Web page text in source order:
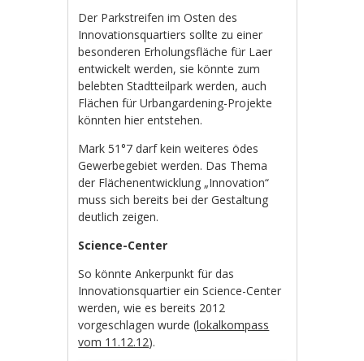
Der Parkstreifen im Osten des
Innovationsquartiers sollte zu einer
besonderen Erholungsfläche für Laer
entwickelt werden, sie könnte zum
belebten Stadtteilpark werden, auch
Flächen für Urbangardening-Projekte
könnten hier entstehen.
Mark 51°7 darf kein weiteres ödes
Gewerbegebiet werden. Das Thema
der Flächenentwicklung „Innovation“
muss sich bereits bei der Gestaltung
deutlich zeigen.
Science-Center
So könnte Ankerpunkt für das
Innovationsquartier ein Science-Center
werden, wie es bereits 2012
vorgeschlagen wurde (lokalkompass
vom 11.12.12).